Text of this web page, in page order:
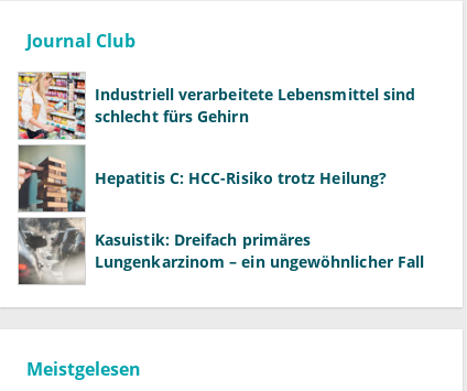
Journal Club
Industriell verarbeitete Lebensmittel sind
schlecht fürs Gehirn
Hepatitis C: HCC-Risiko trotz Heilung?
Kasuistik: Dreifach primäres
Lungenkarzinom – ein ungewöhnlicher Fall
Meistgelesen